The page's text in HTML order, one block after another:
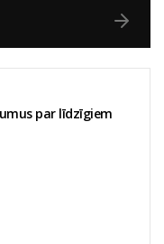
par līdzīgiem